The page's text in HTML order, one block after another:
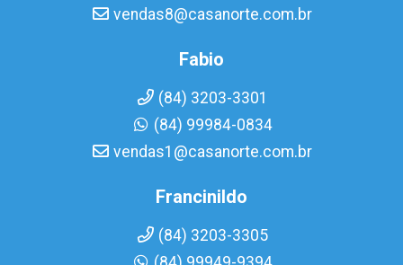
vendas8@casanorte.com.br
Fabio
(84) 3203-3301
(84) 99984-0834
vendas1@casanorte.com.br
Francinildo
(84) 3203-3305